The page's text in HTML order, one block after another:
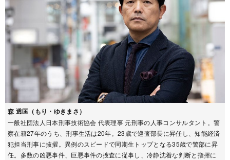
森 透匡（もり・ゆきまさ）
一般社団法人日本刑事技術協会 代表理事 元刑事の人事コンサルタント。警
察在籍27年のうち、刑事生活は20年。23歳で巡査部長に昇任し、知能経済
犯担当刑事に抜擢。異例のスピードで同期生トップとなる35歳で警部に昇
任。多数の凶悪事件、巨悪事件の捜査に従事し、冷静沈着な判断と指揮に